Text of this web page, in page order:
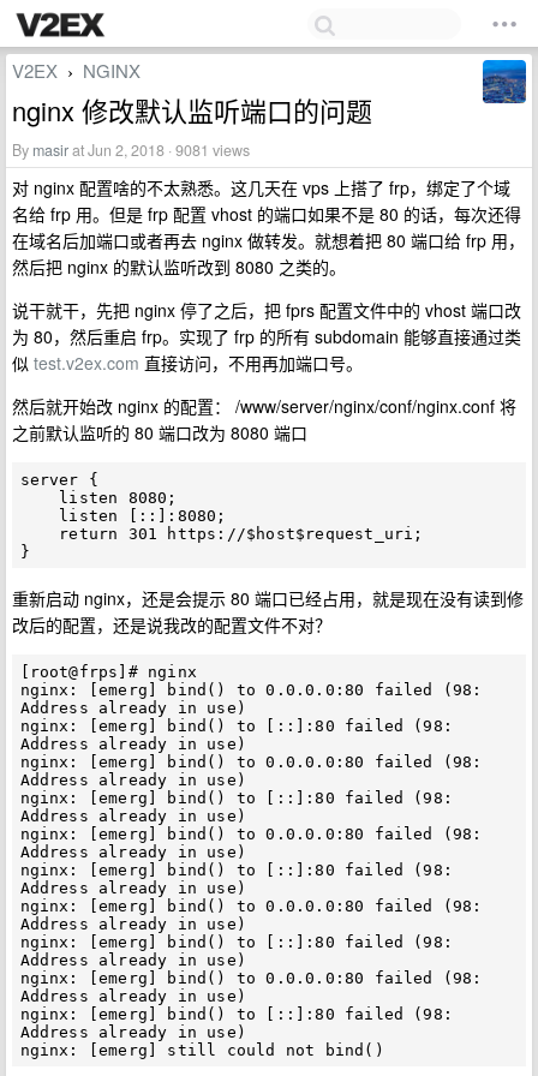
V2EX › NGINX
nginx 修改默认监听端口的问题
By masirat Jun 2, 2018 · 9081 views
对 nginx 配置啥的不太熟悉。这几天在 vps 上搭了 frp，绑定了个域
名给 frp 用。但是 frp 配置 vhost 的端口如果不是 80 的话，每次还得
在域名后加端口或者再去 nginx 做转发。就想着把 80 端口给 frp 用，
然后把 nginx 的默认监听改到 8080 之类的。
说干就干，先把 nginx 停了之后，把 fprs 配置文件中的 vhost 端口改
为 80，然后重启 frp。实现了 frp 的所有 subdomain 能够直接通过类
似 test.v2ex.com 直接访问，不用再加端口号。
然后就开始改 nginx 的配置： /www/server/nginx/conf/nginx.conf 将
之前默认监听的 80 端口改为 8080 端口
server {
重新启动 nginx，还是会提示 80 端口已经占用，就是现在没有读到修
改后的配置，还是说我改的配置文件不对？
[root@frps]# nginx
nginx: [emerg] bind() to 0.0.0.0:80 failed (98:
Address already in use)
nginx: [emerg] bind() to [::]:80 failed (98:
Address already in use)
nginx: [emerg] bind() to 0.0.0.0:80 failed (98:
Address already in use)
nginx: [emerg] bind() to [::]:80 failed (98:
Address already in use)
nginx: [emerg] bind() to 0.0.0.0:80 failed (98:
Address already in use)
nginx: [emerg] bind() to [::]:80 failed (98:
Address already in use)
nginx: [emerg] bind() to 0.0.0.0:80 failed (98:
Address already in use)
nginx: [emerg] bind() to [::]:80 failed (98:
Address already in use)
nginx: [emerg] bind() to 0.0.0.0:80 failed (98:
Address already in use)
nginx: [emerg] bind() to [::]:80 failed (98:
Address already in use)